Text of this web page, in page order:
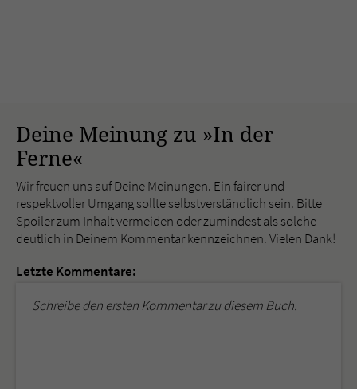
Deine Meinung zu »In der
Ferne«
Wir freuen uns auf Deine Meinungen. Ein fairer und
respektvoller Umgang sollte selbstverständlich sein. Bitte
Spoiler zum Inhalt vermeiden oder zumindest als solche
deutlich in Deinem Kommentar kennzeichnen. Vielen Dank!
Letzte Kommentare:
Schreibe den ersten Kommentar zu diesem Buch.